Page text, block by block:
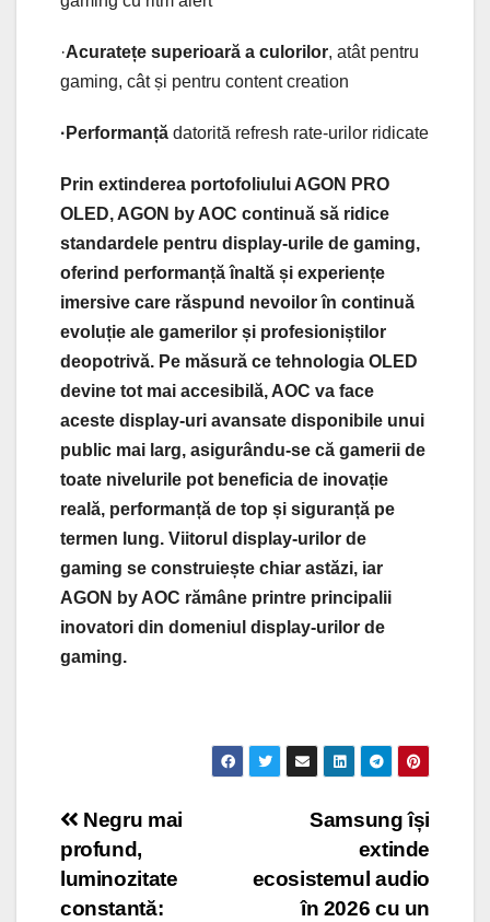
·Acuratețe superioară a culorilor, atât pentru
gaming, cât și pentru content creation
·Performanță datorită refresh rate-urilor ridicate
Prin extinderea portofoliului AGON PRO
OLED, AGON by AOC continuă să ridice
standardele pentru display-urile de gaming,
oferind performanță înaltă și experiențe
imersive care răspund nevoilor în continuă
evoluție ale gamerilor și profesioniștilor
deopotrivă. Pe măsură ce tehnologia OLED
devine tot mai accesibilă, AOC va face
aceste display-uri avansate disponibile unui
public mai larg, asigurându-se că gamerii de
toate nivelurile pot beneficia de inovație
reală, performanță de top și siguranță pe
termen lung. Viitorul display-urilor de
gaming se construiește chiar astăzi, iar
AGON by AOC rămâne printre principalii
inovatori din domeniul display-urilor de
gaming.
Post
navigation
Samsung își
extinde
ecosistemul audio
în 2026 cu un
Negru mai
profund,
luminozitate
constantă: